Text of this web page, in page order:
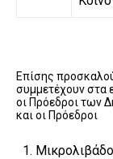
Επίσης
συμμετέχουν στα
οι Πρόεδροι των
και οι Πρόεδροι